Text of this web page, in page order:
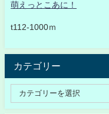
萌えっとこあに！
t112-1000ｍ
カテゴリー